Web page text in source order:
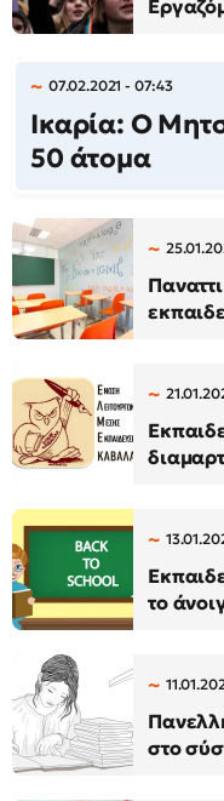
07.02.2021 - 07:43
Ικαρία: Ο
50 άτομα
το
στο